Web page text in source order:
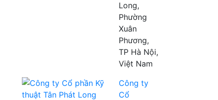
Long,
Phường
Xuân
Phương,
TP Hà Nội,
Việt Nam
Công ty
Cổ